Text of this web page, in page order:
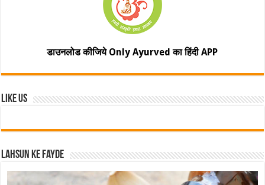
डाउनलोड कीजिये Only Ayurved का हिंदी APP
Like Us
Lahsun ke fayde